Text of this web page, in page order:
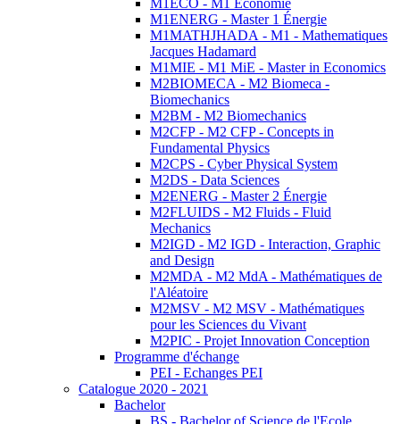
M1ECO - M1 Economie
M1ENERG - Master 1 Énergie
M1MATHJHADA - M1 - Mathematiques
Jacques Hadamard
M1MIE - M1 MiE - Master in Economics
M2BIOMECA - M2 Biomeca -
Biomechanics
M2BM - M2 Biomechanics
M2CFP - M2 CFP - Concepts in
Fundamental Physics
M2CPS - Cyber Physical System
M2DS - Data Sciences
M2ENERG - Master 2 Énergie
M2FLUIDS - M2 Fluids - Fluid
Mechanics
M2IGD - M2 IGD - Interaction, Graphic
and Design
M2MDA - M2 MdA - Mathématiques de
l'Aléatoire
M2MSV - M2 MSV - Mathématiques
pour les Sciences du Vivant
M2PIC - Projet Innovation Conception
Programme d'échange
PEI - Echanges PEI
Catalogue 2020 - 2021
Bachelor
BS - Bachelor of Science de l'Ecole